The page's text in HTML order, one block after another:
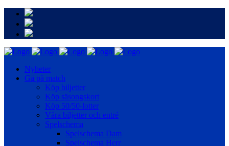
Nyheter
Gå på match
Köp biljetter
Köp säsongskort
Köp 50/50-lotter
Våra biljetter och entré
Spelschema
Spelschema Dam
Spelschema Herr